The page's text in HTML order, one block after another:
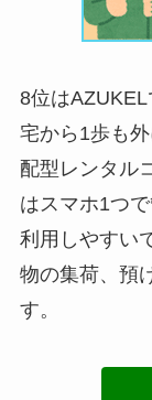
8位は
宅から1歩も
配型レンタル
はスマホ1つ
利用しやすい
物の集荷、預
す。